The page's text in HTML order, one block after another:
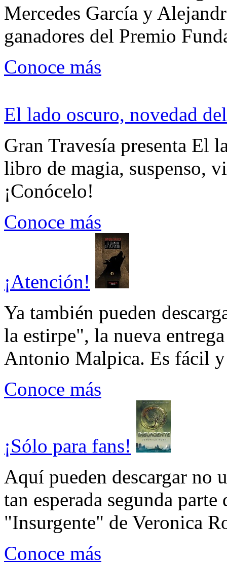
Mercedes García y
ganadores del Premio
Conoce más
El lado oscuro, novedad
Gran Travesía presenta El
libro de magia, suspenso,
¡Conócelo!
Conoce más
¡Atención!
Ya también pueden
la estirpe", la nueva
Antonio Malpica. Es fácil
Conoce más
¡Sólo para fans!
Aquí pueden descargar no
tan esperada segunda
"Insurgente" de Veronica
Conoce más